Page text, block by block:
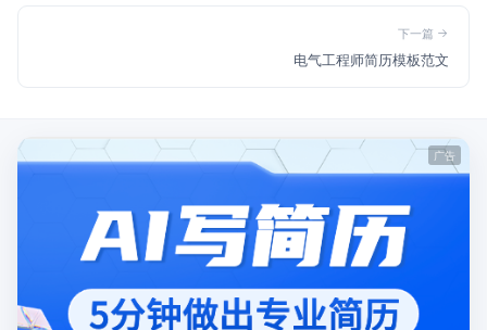
下一篇
电气工程师简历模板范文